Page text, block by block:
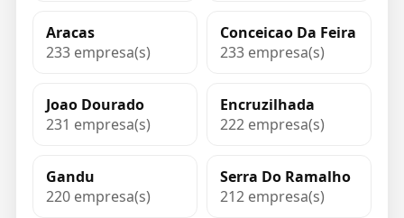
Aracas
233 empresa(s)
Conceicao Da Feira
233 empresa(s)
Joao Dourado
231 empresa(s)
Encruzilhada
222 empresa(s)
Gandu
220 empresa(s)
Serra Do Ramalho
212 empresa(s)